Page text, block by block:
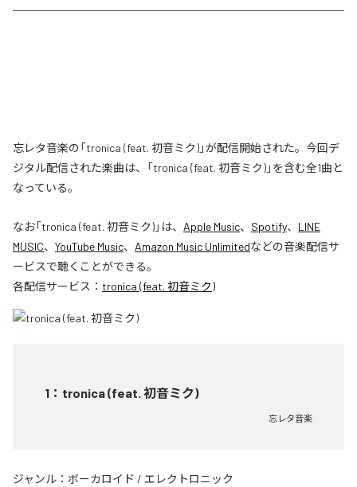
忘レタ音楽の「tronica (feat. 初音ミク)」が配信開始された。今回デ
ジタル配信された楽曲は、「tronica (feat. 初音ミク)」を含む全1曲と
なっている。
なお「tronica (feat. 初音ミク)」は、 Apple Music、 Spotify、 LINE
MUSIC、 YouTube Music、 Amazon Music Unlimitedなどの音楽配信サ
ービスで聴くことができる。
各配信サービス： tronica (feat. 初音ミク)
1 ： tronica (feat. 初音ミク)
忘レタ音楽
ジャンル： ボーカロイド / エレクトロニック